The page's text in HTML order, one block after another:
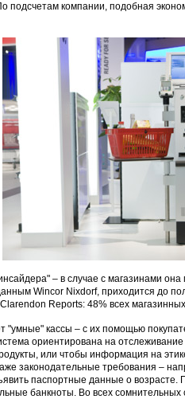
подсчетам компании, подобная
– в случае с магазинами
Wincor Nixdorf, приходится до
Reports: 48% всех
"умные" кассы – с их помощью
ориентирована на
или чтобы информация на
законодательные требования –
паспортные данные о
банкноты. Во всех